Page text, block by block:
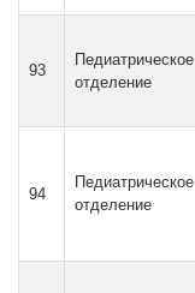
93
Педиатрическое
отделение
94
Педиатрическое
отделение